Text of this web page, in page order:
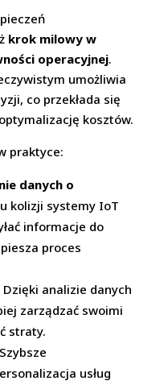
krok milowy w
operacyjnej.
umożliwia
co przekłada się
kosztów.
praktyce:
danych o
kolizji systemy IoT
informacje do
proces
Dzięki analizie danych
zarządzać swoimi
straty.
Szybsze
usług